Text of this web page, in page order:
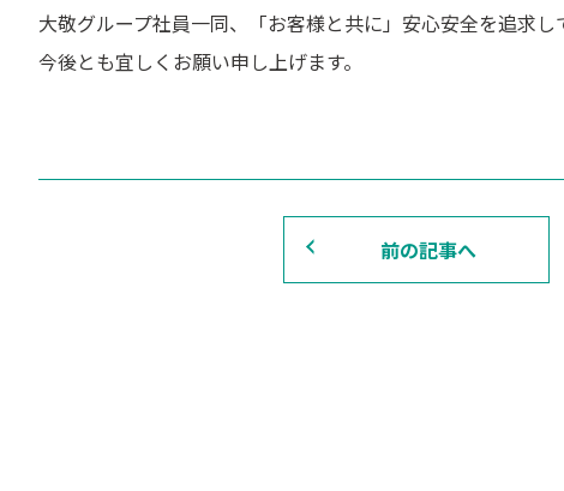
大敬グループ社員一同、「お客様と共に」安心安全を追求し
今後とも宜しくお願い申し上げます。
前の記事へ